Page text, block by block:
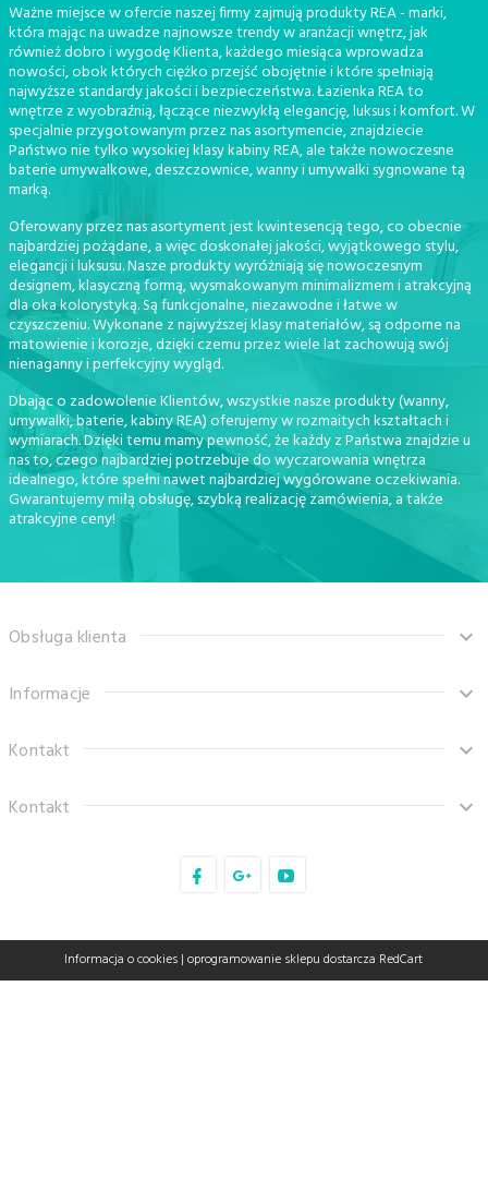
Ważne miejsce w ofercie naszej firmy zajmują produkty REA - marki,
która mając na uwadze najnowsze trendy w aranżacji wnętrz, jak
również dobro i wygodę Klienta, każdego miesiąca wprowadza
nowości, obok których ciężko przejść obojętnie i które spełniają
najwyższe standardy jakości i bezpieczeństwa. Łazienka REA to
wnętrze z wyobraźnią, łączące niezwykłą elegancję, luksus i komfort. W
specjalnie przygotowanym przez nas asortymencie, znajdziecie
Państwo nie tylko wysokiej klasy kabiny REA, ale także nowoczesne
baterie umywalkowe, deszczownice, wanny i umywalki sygnowane tą
marką.
Oferowany przez nas asortyment jest kwintesencją tego, co obecnie
najbardziej pożądane, a więc doskonałej jakości, wyjątkowego stylu,
elegancji i luksusu. Nasze produkty wyróżniają się nowoczesnym
designem, klasyczną formą, wysmakowanym minimalizmem i atrakcyjną
dla oka kolorystyką. Są funkcjonalne, niezawodne i łatwe w
czyszczeniu. Wykonane z najwyższej klasy materiałów, są odporne na
matowienie i korozje, dzięki czemu przez wiele lat zachowują swój
nienaganny i perfekcyjny wygląd.
Dbając o zadowolenie Klientów, wszystkie nasze produkty (wanny,
umywalki, baterie, kabiny REA) oferujemy w rozmaitych kształtach i
wymiarach. Dzięki temu mamy pewność, że każdy z Państwa znajdzie u
nas to, czego najbardziej potrzebuje do wyczarowania wnętrza
idealnego, które spełni nawet najbardziej wygórowane oczekiwania.
Gwarantujemy miłą obsługę, szybką realizację zamówienia, a także
atrakcyjne ceny!
Obsługa klienta
Informacje
Kontakt
Kontakt
sklep@tanaro.pl
Informacja o cookies |oprogramowanie sklepu dostarcza RedCart